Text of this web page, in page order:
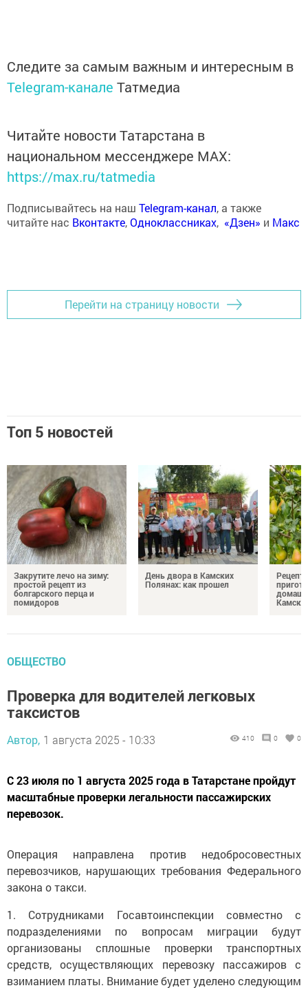
Следите за самым важным и интересным в
Telegram-канале Татмедиа
Читайте новости Татарстана в
национальном мессенджере MАХ:
https://max.ru/tatmedia
Подписывайтесь на наш Telegram-канал, а также
читайте нас Вконтакте,Одноклассниках, «Дзен» и Макс
Перейти на страницу новости
Топ 5 новостей
Закрутите лечо на зиму:
простой рецепт из
болгарского перца и
помидоров
День двора в Камских
Полянах: как прошел
ОБЩЕСТВО
Проверка для водителей легковых
таксистов
Автор, 1 августа 2025 - 10:33 410 0 0
С 23 июля по 1 августа 2025 года в Татарстане пройдут
масштабные проверки легальности пассажирских
перевозок.
Операция направлена против недобросовестных
перевозчиков, нарушающих требования Федерального
закона о такси.
1. Сотрудниками Госавтоинспекции совместно с
подразделениями по вопросам миграции будут
организованы сплошные проверки транспортных
средств, осуществляющих перевозку пассажиров с
взиманием платы. Внимание будет уделено следующим